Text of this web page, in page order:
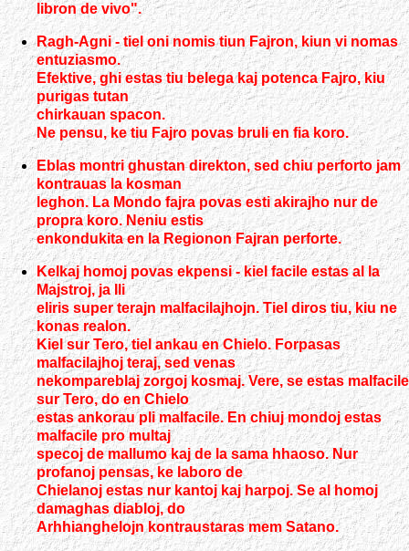
libron de vivo".
Ragh-Agni - tiel oni nomis tiun Fajron, kiun vi nomas
entuziasmo.
Efektive, ghi estas tiu belega kaj potenca Fajro, kiu
purigas tutan
chirkauan spacon.
Ne pensu, ke tiu Fajro povas bruli en fia koro.
Eblas montri ghustan direkton, sed chiu perforto jam
kontrauas la kosman
leghon. La Mondo fajra povas esti akirajho nur de
propra koro. Neniu estis
enkondukita en la Regionon Fajran perforte.
Kelkaj homoj povas ekpensi - kiel facile estas al la
Majstroj, ja Ili
eliris super terajn malfacilajhojn. Tiel diros tiu, kiu ne
konas realon.
Kiel sur Tero, tiel ankau en Chielo. Forpasas
malfacilajhoj teraj, sed venas
nekompareblaj zorgoj kosmaj. Vere, se estas malfacile
sur Tero, do en Chielo
estas ankorau pli malfacile. En chiuj mondoj estas
malfacile pro multaj
specoj de mallumo kaj de la sama hhaoso. Nur
profanoj pensas, ke laboro de
Chielanoj estas nur kantoj kaj harpoj. Se al homoj
damaghas diabloj, do
Arhhianghelojn kontraustaras mem Satano.